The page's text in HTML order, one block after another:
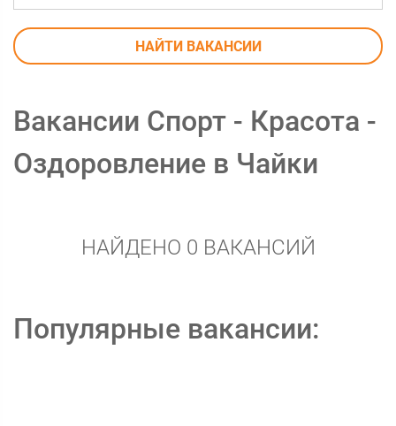
НАЙТИ ВАКАНСИИ
Вакансии Спорт - Красота -
Оздоровление в Чайки
НАЙДЕНО 0 ВАКАНСИЙ
Популярные вакансии: